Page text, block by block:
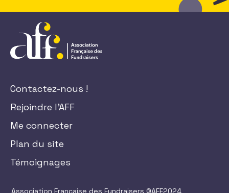
Contactez-nous !
Rejoindre l'AFF
Me connecter
Plan du site
Témoignages
Association Française des Fundraisers ©AFF2024